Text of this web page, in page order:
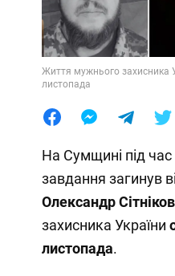
Життя мужнього захисника
листопада
На Сумщині під
завдання загинув
Олександр Сітніков
захисника України
листопада.